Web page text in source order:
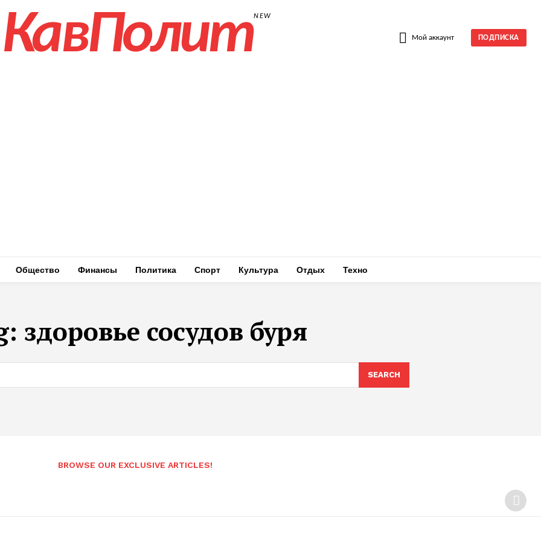
КавПолитNEW
Мой аккаунт ПОДПИСКА
Общество Финансы Политика Спорт Культура Отдых Техно
здоровье сосудов буря
SEARCH
BROWSE OUR EXCLUSIVE ARTICLES!